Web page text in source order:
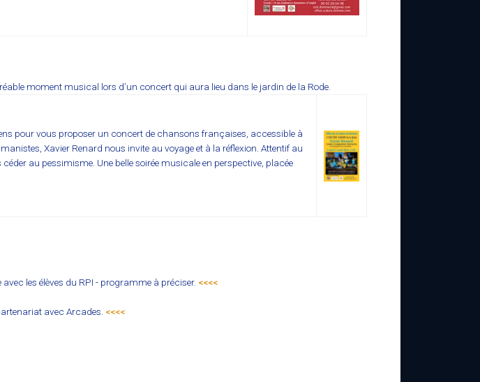
moment musical lors d’un concert qui aura lieu dans le jardin de la Rode.
pour vous proposer un concert de chansons françaises, accessible à
Xavier Renard nous invite au voyage et à la réflexion. Attentif au
au pessimisme. Une belle soirée musicale en perspective, placée
les élèves du RPI - programme à préciser. <<<<
avec Arcades. <<<<